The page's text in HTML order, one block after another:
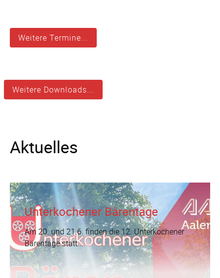
Weitere Termine...
Weitere Downloads...
Aktuelles
Unterkochener Bärentage
Am 20. und 21.6. finden die 12. Unterkochener
Bärentage statt...